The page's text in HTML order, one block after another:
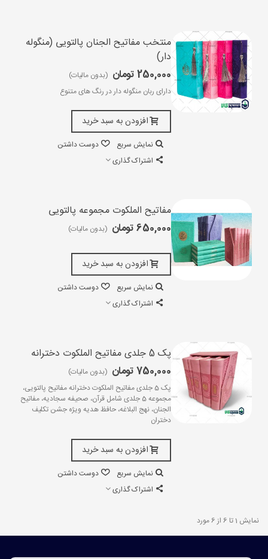
منتخب مفاتیح الجنان پالتویی (منگوله
دار)
250,000 تومان
(بدون مالیات)
دارای ربان منگوله دار در رنگ های متنوع
افزودن به سبد خرید
نمایش سریع
دوست داشتن
اشتراک گذاری
مفاتیح الملکوت مجموعه پالتویی
650,000 تومان
(بدون مالیات)
افزودن به سبد خرید
نمایش سریع
دوست داشتن
اشتراک گذاری
پک 5 جلدی مفاتیح الملکوت دخترانه
750,000 تومان
(بدون مالیات)
پک 5 جلدی مفاتیح الملکوت دخترانه مفاتیح پالتویی،
مجموعه 5 جلدی شامل قرآن، صحیفه سجادیه، مفاتیح
الجنان، نهج البلاغه، حافظ هدیه ویژه جشن تکلیف
دختران
افزودن به سبد خرید
نمایش سریع
دوست داشتن
اشتراک گذاری
نمایش 1 تا 6 از 6 مورد